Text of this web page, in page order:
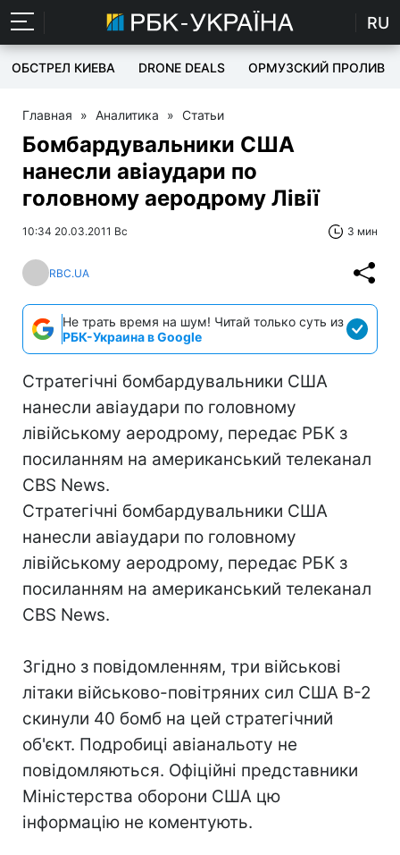
RU
ОБСТРЕЛ КИЕВА DRONE DEALS ОРМУЗСКИЙ ПРОЛИВ
Главная » Аналитика » Статьи
Бомбардувальники США
нанесли авіаудари по
головному аеродрому Лівії
10:34 20.03.2011 Вс 3 мин
RBC.UA
Не трать время на шум! Читай только суть из
РБК-Украина в Google
Стратегічні бомбардувальники США
нанесли авіаудари по головному
лівійському аеродрому, передає РБК з
посиланням на американський телеканал
CBS News.
Стратегічні бомбардувальники США
нанесли авіаудари по головному
лівійському аеродрому, передає РБК з
посиланням на американський телеканал
CBS News.
Згідно з повідомленням, три військові
літаки військово-повітряних сил США B-2
скинули 40 бомб на цей стратегічний
об'єкт. Подробиці авіанальоту не
повідомляються. Офіційні представники
Міністерства оборони США цю
інформацію не коментують.